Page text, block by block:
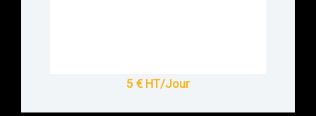
5 € HT/Jour